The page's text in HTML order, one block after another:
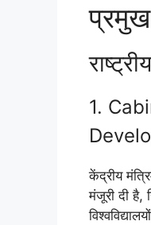
1.
केंद्रीय
मंजूरी दी है,